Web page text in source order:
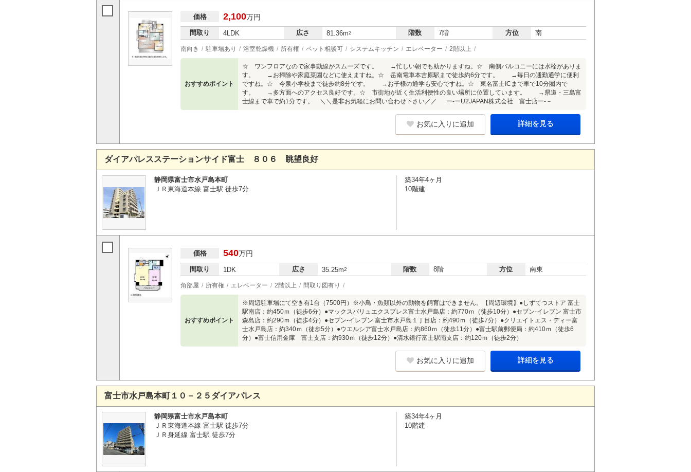
価格 2,100万円
間取り 4LDK 広さ 81.36m2 階数 7階 方位 南
南向き 駐車場あり 浴室乾燥機 所有権 ペット相談可 システムキッチン エレベーター 2階以上
おすすめポイント
☆ ワンフロアなので家事動線がスムーズです。 →忙しい朝でも助かりますね。☆ 南側バルコニーには水栓がありま
す。 →お掃除や家庭菜園などに使えますね。☆ 岳南電車本吉原駅まで徒歩約6分です。 →毎日の通勤通学に便利
ですね。☆ 今泉小学校まで徒歩約8分です。 →お子様の通学も安心ですね。☆ 東名富士ICまで車で10分圏内で
す。 →多方面へのアクセス良好です。☆ 市街地が近く生活利便性の良い場所に位置しています。 →県道・三島富
士線まで車で約1分です。 ＼＼是非お気軽にお問い合わせ下さい／／ ー-ーU2JAPAN株式会社 富士店ー-－
お気に入りに追加 詳細を見る
ダイアパレスステーションサイド富士 ８０６ 眺望良好
静岡県富士市水戸島本町
ＪＲ東海道本線 富士駅 徒歩7分
築34年4ヶ月
10階建
価格 540万円
間取り 1DK 広さ 35.25m2 階数 8階 方位 南東
角部屋 所有権 エレベーター 2階以上 間取り図有り
おすすめポイント
※周辺駐車場にて空き有1台（7500円）※小鳥・魚類以外の動物を飼育はできません。【周辺環境】●しずてつストア 富士
駅南店：約450ｍ（徒歩6分）●マックスバリュエクスプレス富士水戸島店：約770ｍ（徒歩10分）●セブン-イレブン 富士市
森島店：約290ｍ（徒歩4分）●セブン-イレブン 富士市水戸島１丁目店：約490ｍ（徒歩7分）●クリエイトエス・ディー富
士水戸島店：約340ｍ（徒歩5分）●ウエルシア富士水戸島店：約860ｍ（徒歩11分）●富士駅前郵便局：約410ｍ（徒歩6
分）●富士信用金庫 富士支店：約930ｍ（徒歩12分）●清水銀行富士駅南支店：約120ｍ（徒歩2分）
お気に入りに追加 詳細を見る
富士市水戸島本町１０－２５ダイアパレス
静岡県富士市水戸島本町
ＪＲ東海道本線 富士駅 徒歩7分
ＪＲ身延線 富士駅 徒歩7分
築34年4ヶ月
10階建